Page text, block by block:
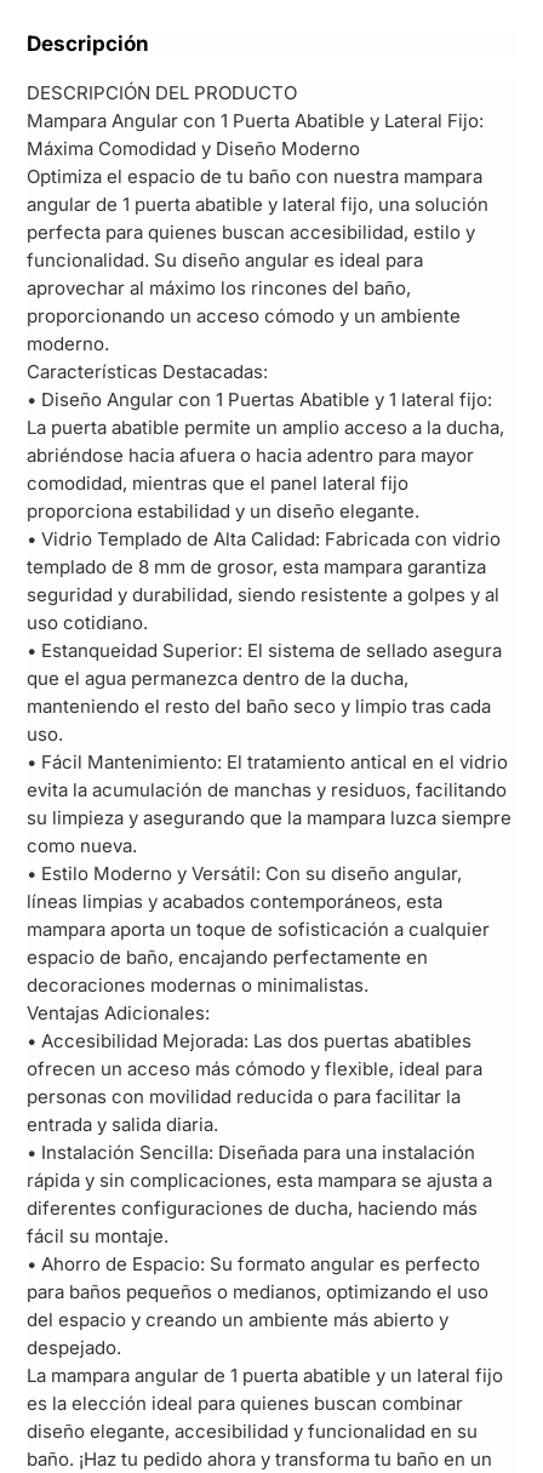
Descripción
DESCRIPCIÓN DEL PRODUCTO
Mampara Angular con 1 Puerta Abatible y Lateral Fijo:
Máxima Comodidad y Diseño Moderno
Optimiza el espacio de tu baño con nuestra mampara
angular de 1 puerta abatible y lateral fijo, una solución
perfecta para quienes buscan accesibilidad, estilo y
funcionalidad. Su diseño angular es ideal para
aprovechar al máximo los rincones del baño,
proporcionando un acceso cómodo y un ambiente
moderno.
Características Destacadas:
• Diseño Angular con 1 Puertas Abatible y 1 lateral fijo:
La puerta abatible permite un amplio acceso a la ducha,
abriéndose hacia afuera o hacia adentro para mayor
comodidad, mientras que el panel lateral fijo
proporciona estabilidad y un diseño elegante.
• Vidrio Templado de Alta Calidad: Fabricada con vidrio
templado de 8 mm de grosor, esta mampara garantiza
seguridad y durabilidad, siendo resistente a golpes y al
uso cotidiano.
• Estanqueidad Superior: El sistema de sellado asegura
que el agua permanezca dentro de la ducha,
manteniendo el resto del baño seco y limpio tras cada
uso.
• Fácil Mantenimiento: El tratamiento antical en el vidrio
evita la acumulación de manchas y residuos, facilitando
su limpieza y asegurando que la mampara luzca siempre
como nueva.
• Estilo Moderno y Versátil: Con su diseño angular,
líneas limpias y acabados contemporáneos, esta
mampara aporta un toque de sofisticación a cualquier
espacio de baño, encajando perfectamente en
decoraciones modernas o minimalistas.
Ventajas Adicionales:
• Accesibilidad Mejorada: Las dos puertas abatibles
ofrecen un acceso más cómodo y flexible, ideal para
personas con movilidad reducida o para facilitar la
entrada y salida diaria.
• Instalación Sencilla: Diseñada para una instalación
rápida y sin complicaciones, esta mampara se ajusta a
diferentes configuraciones de ducha, haciendo más
fácil su montaje.
• Ahorro de Espacio: Su formato angular es perfecto
para baños pequeños o medianos, optimizando el uso
del espacio y creando un ambiente más abierto y
despejado.
La mampara angular de 1 puerta abatible y un lateral fijo
es la elección ideal para quienes buscan combinar
diseño elegante, accesibilidad y funcionalidad en su
baño. ¡Haz tu pedido ahora y transforma tu baño en un